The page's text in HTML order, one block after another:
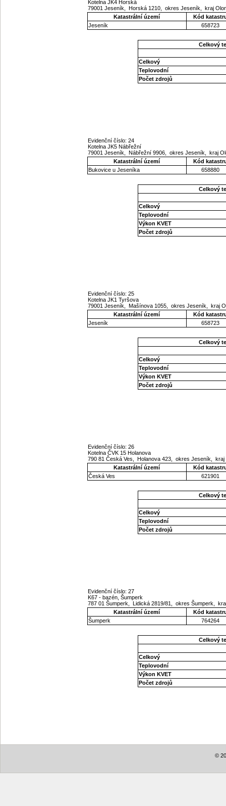
Kotelna JK4 Horská
79001 Jeseník, Horská 1210, okres Jeseník, kraj
Katastrální území
Kód
Jeseník
658723
Celkový
Celkový
Teplovodní
Počet zdrojů
Evidenční číslo: 24
Kotelna JK5 Nábřežní
79001 Jeseník, Nábřežní 9906, okres Jeseník, kraj
Katastrální území
Kód
Bukovice u Jeseníka
658880
Celkový
Celkový
Teplovodní
Výkon KVET
Počet zdrojů
Evidenční číslo: 25
Kotelna JK1 Tyršova
79001 Jeseník, Mašínova 1055, okres Jeseník, kraj
Katastrální území
Kód
Jeseník
658723
Celkový
Celkový
Teplovodní
Výkon KVET
Počet zdrojů
Evidenční číslo: 26
Kotelna ČVK 15 Holanova
790 81 Česká Ves, Holanova 423, okres Jeseník,
Katastrální území
Kód
Česká Ves
621901
Celkový
Celkový
Teplovodní
Počet zdrojů
Evidenční číslo: 27
K67 - bazén, Šumperk
787 01 Šumperk, Lidická 2819/81, okres Šumperk,
Katastrální území
Kód
Šumperk
764264
Celkový
Celkový
Teplovodní
Výkon KVET
Počet zdrojů
©